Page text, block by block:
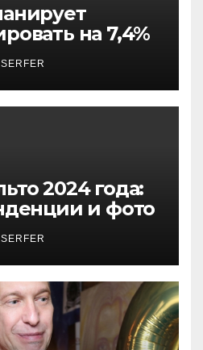
на 7,4%
и
SERFER
2024 года:
и фото
SERFER